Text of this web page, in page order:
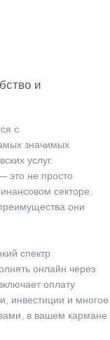
и
с
значимых
услуг.
это не просто
секторе.
они
спектр
онлайн через
оплату
инвестиции и многое
вами, в вашем кармане